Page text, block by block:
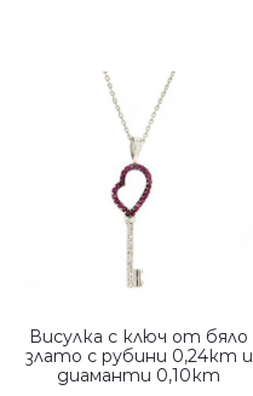
Висулка с ключ от бяло
злато с рубини 0,24кт и
диаманти 0,10кт